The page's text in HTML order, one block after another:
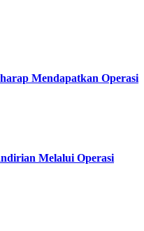
Mendapatkan Operasi
Melalui Operasi